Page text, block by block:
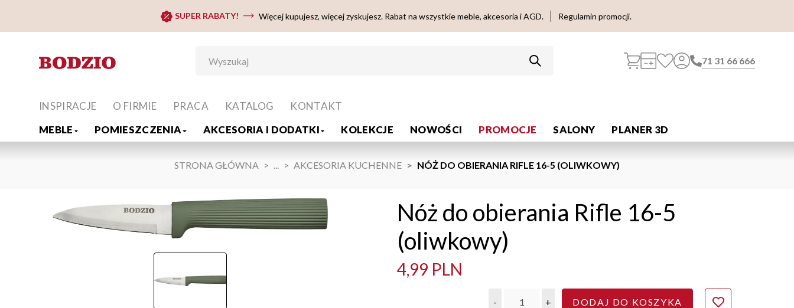
SUPER RABATY! Więcej kupujesz, więcej zyskujesz. Rabat na wszystkie meble, akcesoria i AGD. Regulamin promocji.
71 31 66 666
MEBLE POMIESZCZENIA AKCESORIA I DODATKI KOLEKCJE NOWOŚCI PROMOCJE SALONY PLANER 3D
INSPIRACJE O FIRMIE PRACA KATALOG KONTAKT
STRONA GŁÓWNA ... AKCESORIA KUCHENNE NÓŻ DO OBIERANIA RIFLE 16-5 (OLIWKOWY)
Nóż do obierania Rifle 16-5
(oliwkowy)
4,99 PLN
- + DODAJ DO KOSZYKA